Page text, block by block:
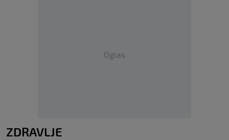
Oglas
ZDRAVLJE